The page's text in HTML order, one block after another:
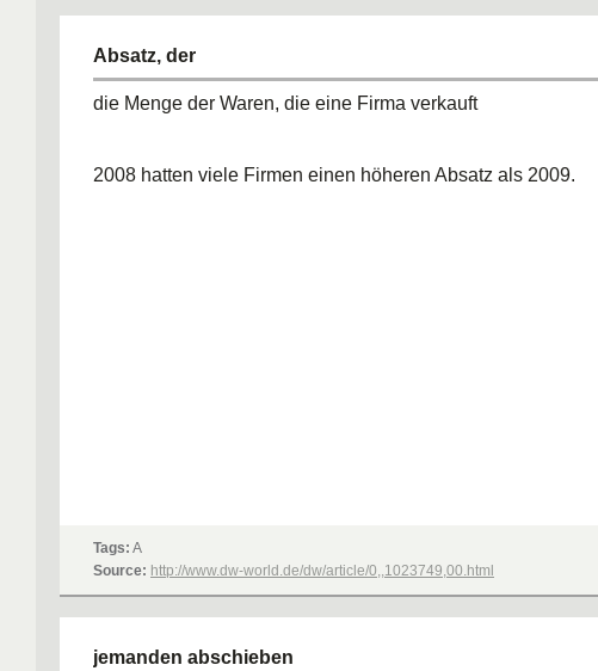
Absatz, der
die Menge der Waren, die eine Firma verkauft
2008 hatten viele Firmen einen höheren Absatz als 2009.
Tags: A
Source: http://www.dw-world.de/dw/article/0,,1023749,00.html
jemanden abschieben